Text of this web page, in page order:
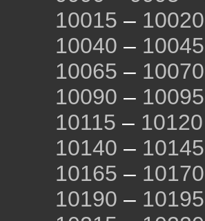
10015 – 10020
10040 – 10045
10065 – 10070
10090 – 10095
10115 – 10120
10140 – 10145
10165 – 10170
10190 – 10195